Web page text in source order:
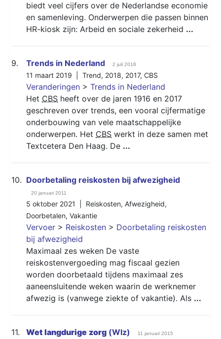
biedt veel cijfers over de Nederlandse economie
en samenleving. Onderwerpen die passen binnen
HR-kiosk zijn: Arbeid en sociale zekerheid ...
9. Trends in Nederland 2 juli 2018
11 maart 2019 | Trend, 2018, 2017, CBS
Veranderingen > Trends in Nederland
Het CBS heeft over de jaren 1916 en 2017
geschreven over trends, een vooral cijfermatige
onderbouwing van vele maatschappelijke
onderwerpen. Het CBS werkt in deze samen met
Textcetera Den Haag. De ...
10. Doorbetaling reiskosten bij afwezigheid
20 januari 2011
5 oktober 2021 | Reiskosten, Afwezigheid,
Doorbetalen, Vakantie
Vervoer > Reiskosten > Doorbetaling reiskosten
bij afwezigheid
Maximaal zes weken De vaste
reiskostenvergoeding mag fiscaal gezien
worden doorbetaald tijdens maximaal zes
aaneensluitende weken waarin de werknemer
afwezig is (vanwege ziekte of vakantie). Als ...
11. Wet langdurige zorg (Wlz) 11 januari 2015